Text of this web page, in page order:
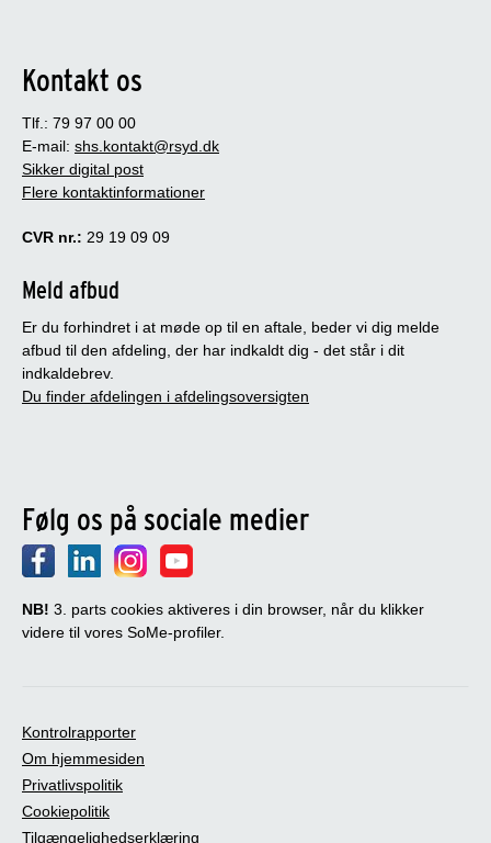
Kontakt os
Tlf.: 79 97 00 00
E-mail: shs.kontakt@rsyd.dk
Sikker digital post
Flere kontaktinformationer
CVR nr.: 29 19 09 09
Meld afbud
Er du forhindret i at møde op til en aftale, beder vi dig melde
afbud til den afdeling, der har indkaldt dig - det står i dit
indkaldebrev.
Du finder afdelingen i afdelingsoversigten
Følg os på sociale medier
NB! 3. parts cookies aktiveres i din browser, når du klikker
videre til vores SoMe-profiler.
Kontrolrapporter
Om hjemmesiden
Privatlivspolitik
Cookiepolitik
Tilgængelighedserklæring